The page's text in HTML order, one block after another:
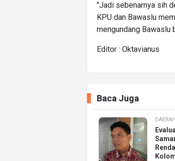
"Jadi sebenarnya sih
KPU dan Bawaslu
mengundang Bawaslu
Editor : Oktavianus
Baca Juga
DAERAH